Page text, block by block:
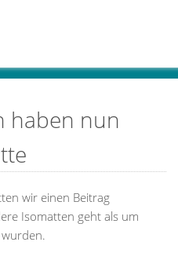
haben nun
wir einen Beitrag
Isomatten geht als um